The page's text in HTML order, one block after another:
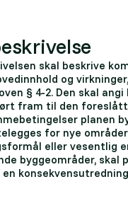
skal beskrive
og
§ 4-2. Den skal
fram til den
planen
for nye
eller vesentlig
byggeområder, skal
en